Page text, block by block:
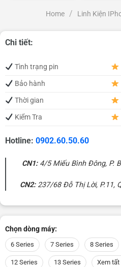
Home / Linh Kiện
Chi tiết:
Tình trạng pin
Bảo hành
Thời gian
Kiểm Tra
Hotline: 0902.60.50.60
CN1:4/5 Miếu Bình Đông, P.
CN2:237/68 Đỗ Thị Lời, P.11,
Chọn dòng máy:
6 Series 7 Series 8 Series
12 Series 13 Series Xem tất